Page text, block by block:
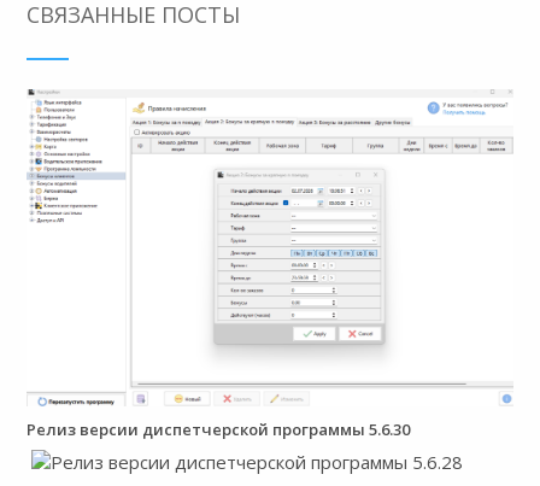
СВЯЗАННЫЕ ПОСТЫ
Релиз версии диспетчерской программы 5.6.30